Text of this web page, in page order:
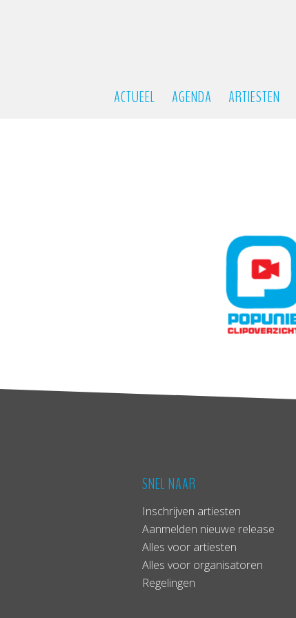
ACTUEEL AGENDA ARTIESTEN
SNEL NAAR
Inschrijven artiesten
Aanmelden nieuwe release
Alles voor artiesten
Alles voor organisatoren
Regelingen